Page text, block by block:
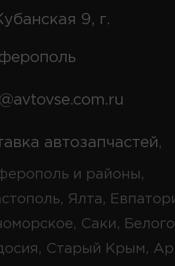
9, г.
автозапчастей,
и районы,
Ялта,
Саки,
Старый Крым,